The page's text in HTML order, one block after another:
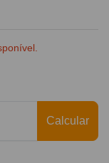
Calcular